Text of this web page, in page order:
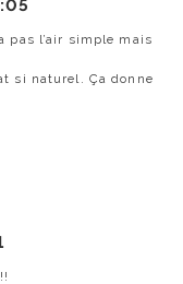
pas l’air simple mais
si naturel. Ça donne